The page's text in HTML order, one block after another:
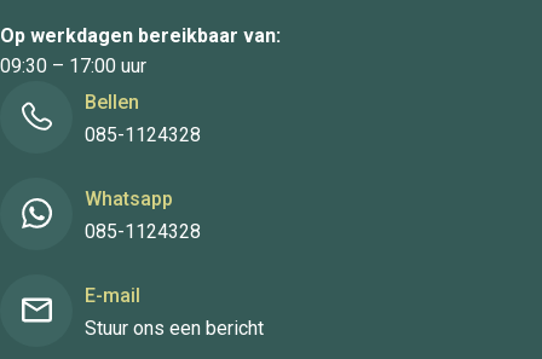
Op werkdagen bereikbaar van:
09:30 – 17:00 uur
Bellen
085-1124328
Whatsapp
085-1124328
E-mail
Stuur ons een bericht